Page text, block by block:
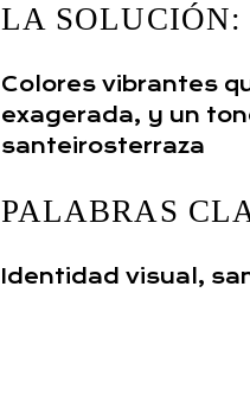
LA SOLUCIÓN:
Colores vibrantes
exagerada, y un
santeirosterraza
PALABRAS
Identidad visual,